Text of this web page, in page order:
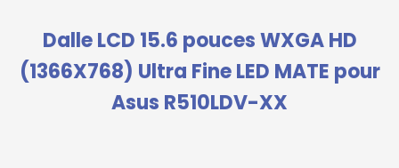
Dalle LCD 15.6 pouces WXGA HD
(1366X768) Ultra Fine LED MATE pour
Asus R510LDV-XX